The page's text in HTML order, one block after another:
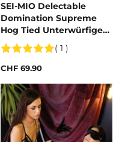
SEI-MIO Delectable
Domination Supreme
Hog Tied Unterwürfiges
Spielset
( 1 )
CHF 69.90